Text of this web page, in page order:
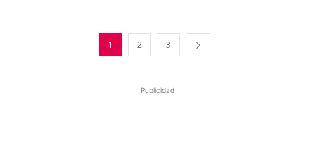
1 2 3
Publicidad